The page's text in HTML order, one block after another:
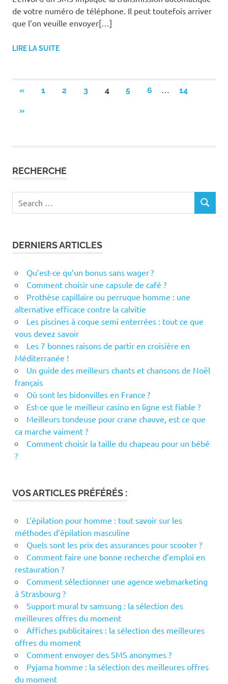
de votre numéro de téléphone. Il peut toutefois arriver
que l’on veuille envoyer[…]
LIRE LA SUITE
Pagination
des
«PREVIOUS
1 2 3 4 5 6 14
NEXT
»
RECHERCHE
for:
SEARCH
DERNIERS ARTICLES
Qu’est-ce qu’un bonus sans wager ?
Comment choisir une capsule de café ?
Prothèse capillaire ou perruque homme : une
alternative efficace contre la calvitie
Les piscines à coque semi enterrées : tout ce que
vous devez savoir
Les 7 bonnes raisons de partir en croisière en
Méditerranée !
Un guide des meilleurs chants et chansons de Noël
français
Où sont les bidonvilles en France ?
Est-ce que le meilleur casino en ligne est fiable ?
Meilleurs tondeuse pour crane chauve, est ce que
ca marche vaiment ?
Comment choisir la taille du chapeau pour un bébé
?
VOS ARTICLES PRÉFÉRÉS :
L’épilation pour homme : tout savoir sur les
méthodes d’épilation masculine
Quels sont les prix des assurances pour scooter ?
Comment faire une bonne recherche d’emploi en
restauration ?
Comment sélectionner une agence webmarketing
à Strasbourg ?
Support mural tv samsung : la sélection des
meilleures offres du moment
Affiches publicitaires : la sélection des meilleures
offres du moment
Comment envoyer des SMS anonymes ?
Pyjama homme : la sélection des meilleures offres
du moment